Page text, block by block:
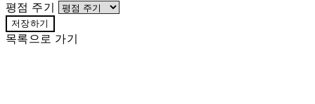
평점 주기
저장하기
목록으로 가기